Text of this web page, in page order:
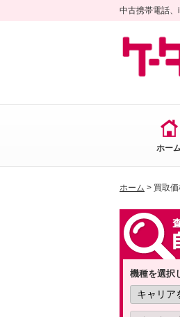
中古携帯電話
ホー
ホーム > 買取
機種を選択